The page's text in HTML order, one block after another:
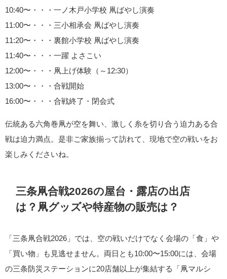
10:40〜・・・一ノ木戸小学校 凧ばやし演奏
11:00〜・・・三小相承会 凧ばやし演奏
11:20〜・・・裏館小学校 凧ばやし演奏
11:40〜・・・一躍 よさこい
12:00〜・・・凧上げ体験（～12:30）
13:00〜・・・合戦開始
16:00〜・・・合戦終了・閉会式
伝統ある六角巻凧が空を舞い、激しく糸を切り合う迫力ある合
戦は迫力満点。是非ご家族揃って訪れて、現地で空の戦いをお
楽しみくださいね。
三条凧合戦2026の屋台・露店の出店
は？凧グッズや特産物の販売は？
「三条凧合戦2026」では、空の戦いだけでなく会場の「食」や
「買い物」も見逃せません。両日とも10:00〜15:00には、会場
の三条防災ステーションに20店舗以上が集結する「凧マルシ